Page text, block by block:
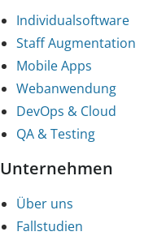
Individualsoftware
Staff Augmentation
Mobile Apps
Webanwendung
DevOps & Cloud
QA & Testing
Unternehmen
Über uns
Fallstudien